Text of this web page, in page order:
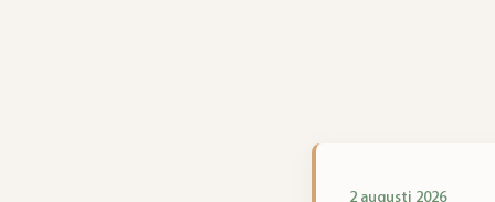
2 augusti 2026